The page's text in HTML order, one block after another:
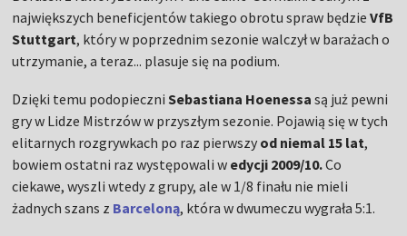
największych beneficjentów takiego obrotu spraw będzieVfB
Stuttgart, który w poprzednim sezonie walczył w barażach o
utrzymanie, a teraz... plasuje się na podium.
Dzięki temu podopieczniSebastiana Hoenessasą już pewni
gry w Lidze Mistrzów w przyszłym sezonie. Pojawią się w tych
elitarnych rozgrywkach po raz pierwszy od niemal 15 lat,
bowiem ostatni raz występowali w edycji 2009/10.Co
ciekawe, wyszli wtedy z grupy, ale w 1/8 finału nie mieli
żadnych szans z Barceloną, która w dwumeczu wygrała 5:1.